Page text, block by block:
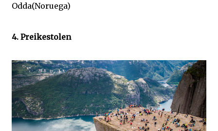
Odda(Noruega)
4. Preikestolen